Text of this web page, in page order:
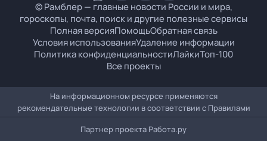
© Рамблер — главные новости России и мира,
гороскопы, почта, поиск и другие полезные сервисы
Полная версияПомощьОбратная связь
Условия использованияУдаление информации
Политика конфиденциальностиЛайкиТоп-100
Все проекты
На информационном ресурсе применяются
рекомендательные технологии в соответствии с Правилами
Партнер проекта Работа.ру